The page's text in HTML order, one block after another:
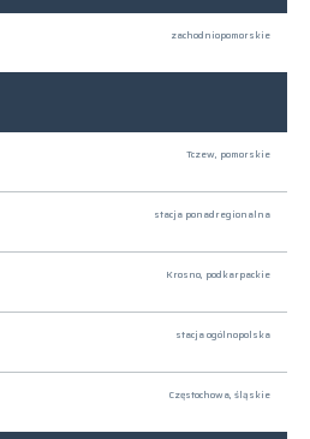
zachodniopomorskie
Tczew, pomorskie
stacja ponadregionalna
Krosno, podkarpackie
stacja ogólnopolska
Częstochowa, śląskie